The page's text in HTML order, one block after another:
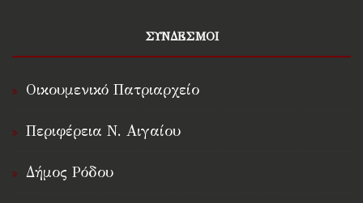
ΣΥΝΔΕΣΜΟΙ
Οικουμενικό Πατριαρχείο
Περιφέρεια Ν. Αιγαίου
Δήμος Ρόδου